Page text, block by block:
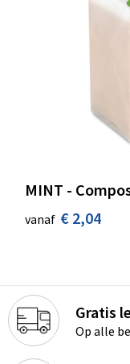
MINT -
vanaf € 2,04
Gratis
Op alle